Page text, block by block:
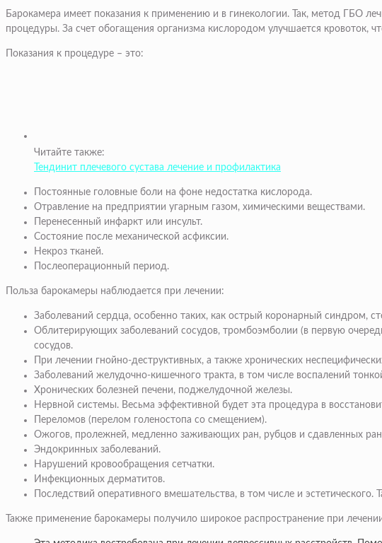
Барокамера имеет показания к применению и в гинекологии. Так, метод ГБО
процедуры. За счет обогащения организма кислородом улучшается кровоток,
Показания к процедуре – это:
Читайте также:
Тендинит плечевого сустава лечение и профилактика
Постоянные головные боли на фоне недостатка кислорода.
Отравление на предприятии угарным газом, химическими веществами.
Перенесенный инфаркт или инсульт.
Состояние после механической асфиксии.
Некроз тканей.
Послеоперационный период.
Польза барокамеры наблюдается при лечении:
Заболеваний сердца, особенно таких, как острый коронарный синдром,
Облитерирующих заболеваний сосудов, тромбоэмболии (в первую
сосудов.
При лечении гнойно-деструктивных, а также хронических
Заболеваний желудочно-кишечного тракта, в том числе воспалений
Хронических болезней печени, поджелудочной железы.
Нервной системы. Весьма эффективной будет эта процедура в
Переломов (перелом голеностопа со смещением).
Ожогов, пролежней, медленно заживающих ран, рубцов и сдавленных
Эндокринных заболеваний.
Нарушений кровообращения сетчатки.
Инфекционных дерматитов.
Последствий оперативного вмешательства, в том числе и
Также применение барокамеры получило широкое распространение при